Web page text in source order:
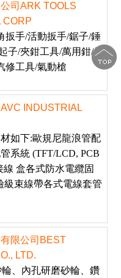
司ARK TOOLS
CORP
扳手/活動扳手/鋸子/錘
子/夾鉗工具/萬用鉗/釘
修工具/氣動槍
INDUSTRIAL
如下:歐規尼龍浪管配
系統 (TFT/LCD, PCB
盒各式防水電纜固
級束線帶各式電線套管
限公司BEST
LTD.
、內孔研磨砂輪、鑽